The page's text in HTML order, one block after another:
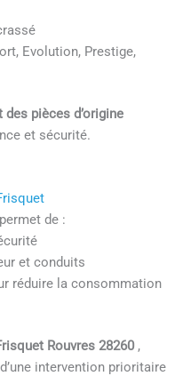
Evolution, Prestige,
pièces d’origine
et sécurité.
permet de :
et conduits
réduire la consommation
Rouvres 28260 ,
intervention prioritaire